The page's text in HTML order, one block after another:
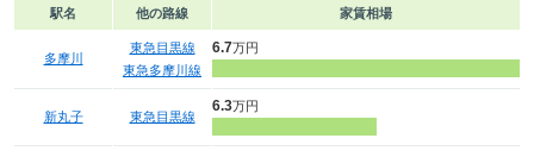
駅名 他の路線 家賃相場
多摩川
東急目黒線
東急多摩川線
6.7万円
新丸子 東急目黒線
6.3万円